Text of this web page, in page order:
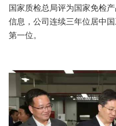
国家质检总局评为国家免检
信息，公司连续三年位居中
第一位。